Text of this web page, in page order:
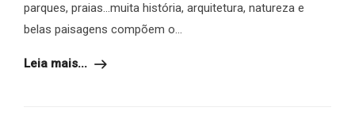
parques, praias…muita história, arquitetura, natureza e
belas paisagens compõem o...
Leia mais...